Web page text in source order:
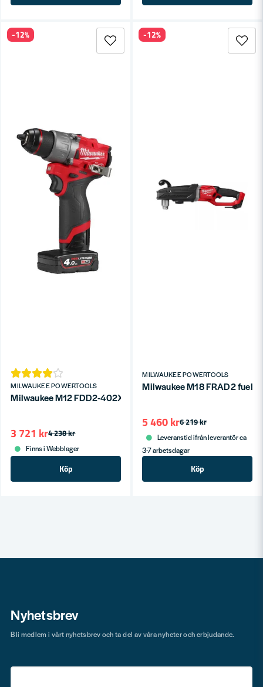
MILWAUKEE POWERTOOLS
Milwaukee M12 FDD2-402X Borrskruvdragare 12V (2x4,0ah)
4 238 kr
3 721 kr
Finns i Webblager
Köp
-12%
MILWAUKEE POWERTOOLS
Milwaukee M18 FRAD2 fuel
6 219 kr
5 460 kr
Leveranstid ifrån leverantör ca
3-7 arbetsdagar
Köp
-12%
Nyhetsbrev
Bli medlem i vårt nyhetsbrev och ta del av våra nyheter och erbjudande.